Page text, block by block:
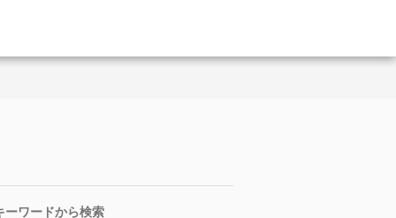
ーワードから検索